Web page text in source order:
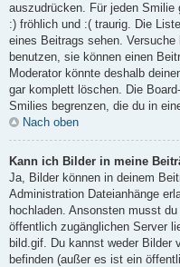
auszudrücken. Für jeden
:) fröhlich und :( traurig. Die
eines Beitrags sehen.
benutzen, sie können einen
Moderator könnte deshalb
gar komplett löschen. Die
Smilies begrenzen, die du in
Nach oben
Kann ich Bilder in meine
Ja, Bilder können in deinem
Administration Dateianhänge
hochladen. Ansonsten musst
öffentlich zugänglichen Server
bild.gif. Du kannst weder Bilder
befinden (außer es ist ein